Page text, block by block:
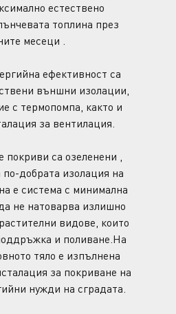
естествено
топлина през
месеци .
ефективност са
външни изолации,
с термопомпа, както и
за вентилация.
покриви са озеленени ,
по-добрата изолация на
е система с минимална
не натоварва излишно
видове, които
и поливане.На
тяло е изпълнена
за покриване на
нужди на сградата.